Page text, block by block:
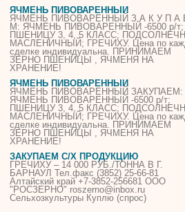
ЯЧМЕНЬ ПИВОВАРЕННЫЙ
ЯЧМЕНЬ ПИВОВАРЕННЫЙ З А К У П А
М: ЯЧМЕНЬ ПИВОВАРЕННЫЙ -6500 р/т;
ПШЕНИЦУ 3, 4, 5 КЛАСС;
МАСЛЕНИЧНЫЙ; ГРЕЧИХУ. Цена по
сделке индивидуальна. ПРИНИМАЕМ
ЗЕРНО ПШЕНИЦЫ , ЯЧМЕНЯ НА
ХРАНЕНИЕ!
ЯЧМЕНЬ ПИВОВАРЕННЫЙ
ЯЧМЕНЬ ПИВОВАРЕННЫЙ ЗАКУПАЕМ:
ЯЧМЕНЬ ПИВОВАРЕННЫЙ -6500 р/т;
ПШЕНИЦУ 3, 4, 5 КЛАСС;
МАСЛЕНИЧНЫЙ; ГРЕЧИХУ. Цена по
сделке индивидуальна. ПРИНИМАЕМ
ЗЕРНО ПШЕНИЦЫ , ЯЧМЕНЯ НА
ХРАНЕНИЕ!
ЗАКУПАЕМ С/Х ПРОДУКЦИЮ
ГРЕЧИХУ – 14 000 РУБ./ТОННА В Г.
БАРНАУЛ Тел.факс (3852) 25-66-81
Алтайский край +7-3852-256681 ООО
"РОСЗЕРНО" roszerno@inbox.ru
Сельхозкультуры Куплю (спрос)